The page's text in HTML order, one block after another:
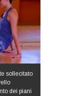
sollecitato
dei piani